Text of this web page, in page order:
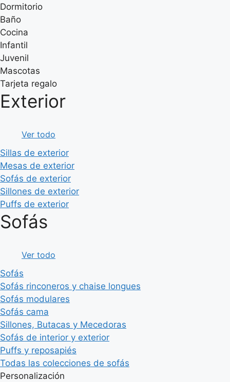
Dormitorio
Baño
Cocina
Infantil
Juvenil
Mascotas
Tarjeta regalo
Exterior
Ver todo
Sillas de exterior
Mesas de exterior
Sofás de exterior
Sillones de exterior
Puffs de exterior
Sofás
Ver todo
Sofás
Sofás rinconeros y chaise longues
Sofás modulares
Sofás cama
Sillones, Butacas y Mecedoras
Sofás de interior y exterior
Puffs y reposapiés
Todas las colecciones de sofás
Personalización